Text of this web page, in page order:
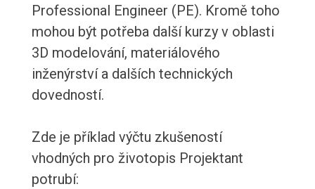
Professional Engineer (PE). Kromě toho
mohou být potřeba další kurzy v oblasti
3D modelování, materiálového
inženýrství a dalších technických
dovedností.
Zde je příklad výčtu zkušeností
vhodných pro životopis Projektant
potrubí: